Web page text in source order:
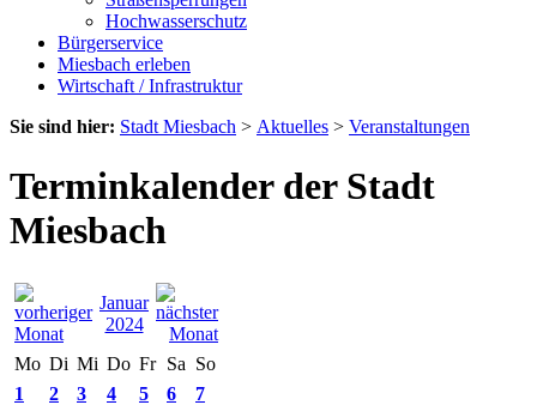
Hochwasserschutz
Bürgerservice
Miesbach erleben
Wirtschaft / Infrastruktur
Sie sind hier: Stadt Miesbach > Aktuelles > Veranstaltungen
Terminkalender der Stadt
Miesbach
Januar
2024
Mo Di Mi Do Fr Sa So
1
2 3 4 5 6
7